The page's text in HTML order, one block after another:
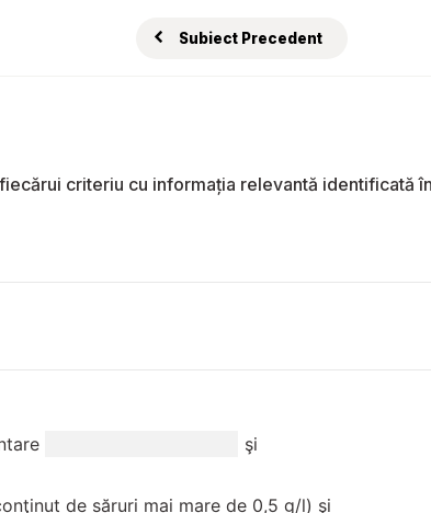
Subiect Precedent
criteriu cu informația relevantă identificată